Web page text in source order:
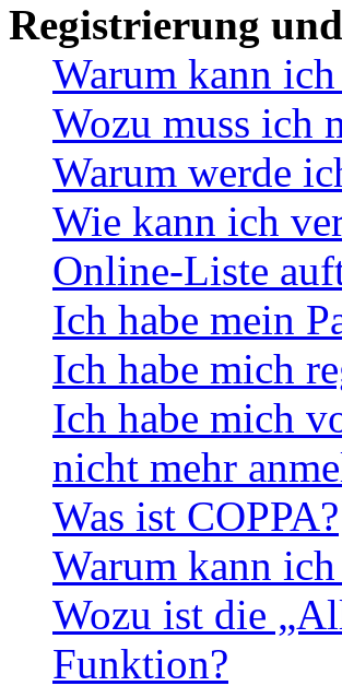
Registrierung
Warum kann
Wozu muss ich
Warum werde
Wie kann ich
Online-Liste
Ich habe mein
Ich habe mich
Ich habe mich
nicht mehr
Was ist COPPA?
Warum kann
Wozu ist die
Funktion?